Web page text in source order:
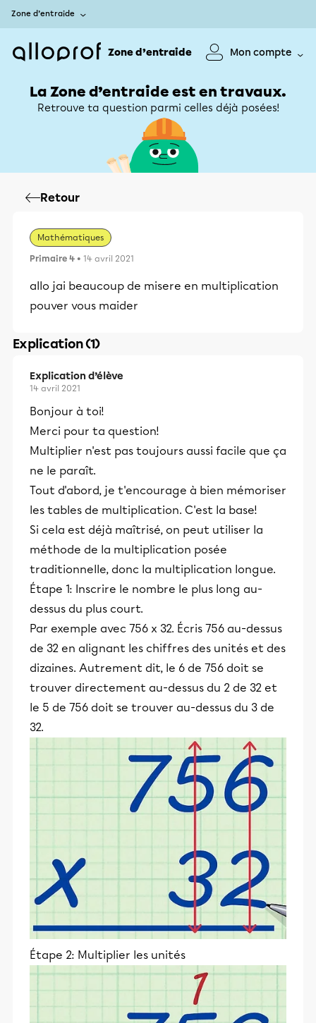
Zone d’entraide
Zone d’entraide Mon compte
La Zone d’entraide est en travaux.
Retrouve ta question parmi celles déjà posées!
Retour
Mathématiques
Primaire 4 • 14 avril 2021
allo jai beaucoup de misere en multiplication
pouver vous maider
Explication (1)
Explication d’élève
14 avril 2021
Bonjour à toi!
Merci pour ta question!
Multiplier n'est pas toujours aussi facile que ça
ne le paraît.
Tout d'abord, je t'encourage à bien mémoriser
les tables de multiplication. C'est la base!
Si cela est déjà maîtrisé, on peut utiliser la
méthode de la multiplication posée
traditionnelle, donc la multiplication longue.
Étape 1: Inscrire le nombre le plus long au-
dessus du plus court.
Par exemple avec 756 x 32. Écris 756 au-dessus
de 32 en alignant les chiffres des unités et des
dizaines. Autrement dit, le 6 de 756 doit se
trouver directement au-dessus du 2 de 32 et
le 5 de 756 doit se trouver au-dessus du 3 de
32.
Étape 2: Multiplier les unités